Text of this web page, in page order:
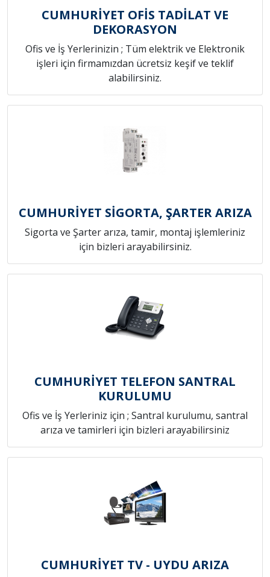
CUMHURİYET OFİS TADİLAT VE
DEKORASYON
Ofis ve İş Yerlerinizin ; Tüm elektrik ve Elektronik
işleri için firmamızdan ücretsiz keşif ve teklif
alabilirsiniz.
CUMHURİYET SİGORTA, ŞARTER ARIZA
Sigorta ve Şarter arıza, tamir, montaj işlemleriniz
için bizleri arayabilirsiniz.
CUMHURİYET TELEFON SANTRAL
KURULUMU
Ofis ve İş Yerleriniz için ; Santral kurulumu, santral
arıza ve tamirleri için bizleri arayabilirsiniz
CUMHURİYET TV - UYDU ARIZA